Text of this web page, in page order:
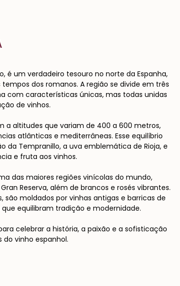
é um verdadeiro tesouro no norte da Espanha,
dos romanos. A região se divide em três
com características únicas, mas todas unidas
de vinhos.
a altitudes que variam de 400 a 600 metros,
atlânticas e mediterrâneas. Esse equilíbrio
da Tempranillo, a uva emblemática de Rioja, e
e fruta aos vinhos.
das maiores regiões vinícolas do mundo,
Reserva, além de brancos e rosés vibrantes.
são moldados por vinhas antigas e barricas de
equilibram tradição e modernidade.
celebrar a história, a paixão e a sofisticação
vinho espanhol.